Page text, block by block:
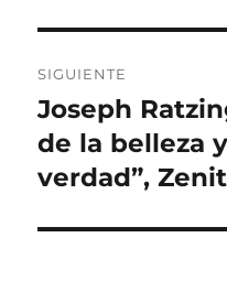
SIGUIENTE
Entrada
siguiente:
Joseph
de la belleza
verdad”,